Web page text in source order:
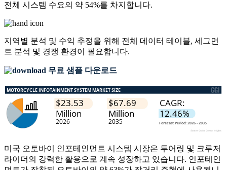
전체 시스템 수요의 약 54%를 차지합니다.
지역별 분석 및 수익 추정을 위해 전체 데이터 테이블, 세그먼
트 분석 및 경쟁 환경이 필요합니다.
무료 샘플 다운로드
미국 오토바이 인포테인먼트 시스템 시장은 투어링 및 크루저
라이더의 강력한 활용으로 계속 성장하고 있습니다. 인포테인